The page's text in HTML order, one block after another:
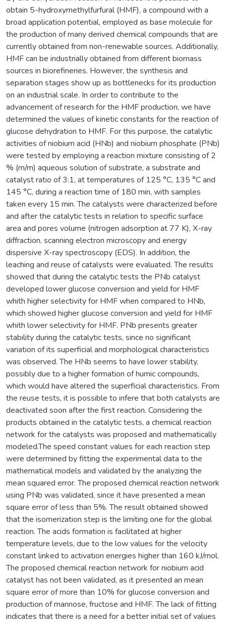
obtain 5-hydroxymethylfurfural (HMF), a compound with a
broad application potential, employed as base molecule for
the production of many derived chemical compounds that are
currently obtained from non-renewable sources. Additionally,
HMF can be industrially obtained from different biomass
sources in biorefineries. However, the synthesis and
separation stages show up as bottlenecks for its production
on an industrial scale. In order to contribute to the
advancement of research for the HMF production, we have
determined the values of kinetic constants for the reaction of
glucose dehydration to HMF. For this purpose, the catalytic
activities of niobium acid (HNb) and niobium phosphate (PNb)
were tested by employing a reaction mixture consisting of 2
% (m/m) aqueous solution of substrate, a substrate and
catalyst ratio of 3:1, at temperatures of 125 °C, 135 °C and
145 °C, during a reaction time of 180 min, with samples
taken every 15 min. The catalysts were characterized before
and after the catalytic tests in relation to specific surface
area and pores volume (nitrogen adsorption at 77 K), X-ray
diffraction, scanning electron microscopy and energy
dispersive X-ray spectroscopy (EDS). In addition, the
leaching and reuse of catalysts were evaluated. The results
showed that during the catalytic tests the PNb catalyst
developed lower glucose conversion and yield for HMF
whith higher selectivity for HMF when compared to HNb,
which showed higher glucose conversion and yield for HMF
whith lower selectivity for HMF. PNb presents greater
stability during the catalytic tests, since no significant
variation of its superficial and morphological characteristics
was observed. The HNb seems to have lower stability,
possibly due to a higher formation of humic compounds,
which would have altered the superficial characteristics. From
the reuse tests, it is possible to infere that both catalysts are
deactivated soon after the first reaction. Considering the
products obtained in the catalytic tests, a chemical reaction
network for the catalysts was proposed and mathematically
modeled.The speed constant values for each reaction step
were determined by fitting the experimental data to the
mathematical models and validated by the analyzing the
mean squared error. The proposed chemical reaction network
using PNb was validated, since it have presented a mean
square error of less than 5%. The result obtained showed
that the isomerization step is the limiting one for the global
reaction. The acids formation is facilitated at higher
temperature levels, due to the low values for the velocity
constant linked to activation energies higher than 160 kJ/mol.
The proposed chemical reaction network for niobium acid
catalyst has not been validated, as it presented an mean
square error of more than 10% for glucose conversion and
production of mannose, fructose and HMF. The lack of fitting
indicates that there is a need for a better initial set of values